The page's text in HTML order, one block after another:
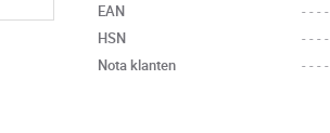
EAN ----
HSN
----
Nota klanten
----